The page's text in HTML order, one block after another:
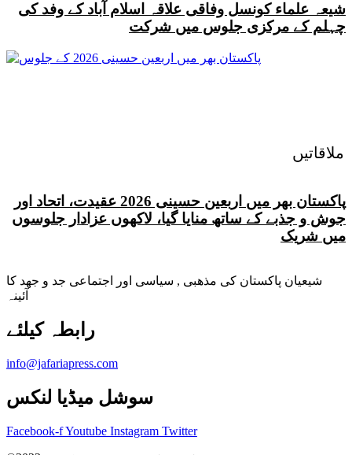
ملاقاتیں
شیعہ علماء کونسل وفاقی علاقہ اسلام آباد کے وفد کی
چہلم کے مرکزی جلوس میں شرکت
پاکستان بھر میں اربعین حسینی 2026 عقیدت، اتحاد اور
جوش و جذبے کے ساتھ منایا گیا، لاکھوں عزادار جلوسوں
میں شریک
شیعیان پاکستان کی مذهبی , سیاسی اور اجتماعی جد و جهد کا
آئینہ
info@jafariapress.com​
سوشل میڈیا لنکس
Facebook-fYoutube Instagram Twitter